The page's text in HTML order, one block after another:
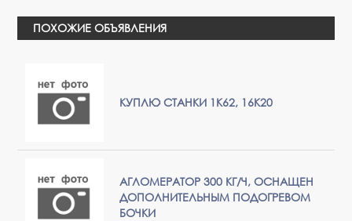
ПОХОЖИЕ ОБЪЯВЛЕНИЯ
КУПЛЮ СТАНКИ 1К62, 16К20
АГЛОМЕРАТОР 300 КГ/Ч, ОСНАЩЕН
ДОПОЛНИТЕЛЬНЫМ ПОДОГРЕВОМ
БОЧКИ